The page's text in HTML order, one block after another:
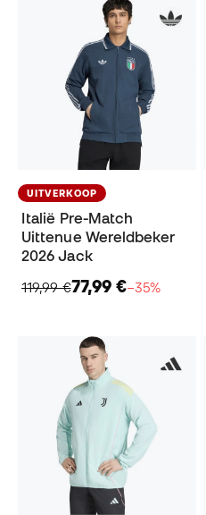
UITVERKOOP
Italië Pre-Match
Uittenue Wereldbeker
2026 Jack
119,99 €77,99 €−35%